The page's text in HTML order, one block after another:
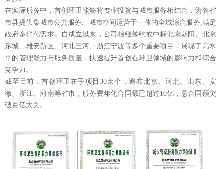
在实际服务中，首创环卫能够将专业投资与城市服务相结合，为各省
市县提供集城市公共服务、城市空间运营于一体的全域综合服务,满足
政府多样化需求。自成立以来，公司相继签约或中标北京朝阳、北京
东城、雄安新区、河北三河、浙江宁波等多个重要项目，展现了高水
平的管理能力与服务质量，快速提升首创在环卫领域的影响力和综合
竞争力。
截至目前，首创环卫在手项目30余个，遍布北京、河北、山东、安
徽、浙江、河南等省市，服务费年化合同额已超过10亿，总合同额突
破百亿大关。